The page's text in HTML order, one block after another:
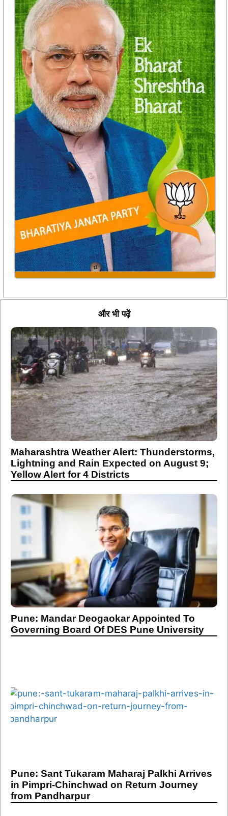
और भी पढ़ें
Maharashtra Weather Alert: Thunderstorms,
Lightning and Rain Expected on August 9;
Yellow Alert for 4 Districts
Pune: Mandar Deogaokar Appointed To
Governing Board Of DES Pune University
Pune: Sant Tukaram Maharaj Palkhi Arrives
in Pimpri-Chinchwad on Return Journey
from Pandharpur